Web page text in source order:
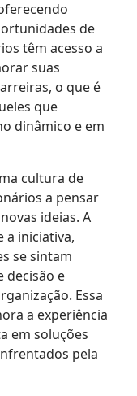
de
têm acesso a
suas
o que é
que
dinâmico e em
cultura de
a pensar
ideias. A
a iniciativa,
se sintam
decisão e
Essa
a experiência
em soluções
pela